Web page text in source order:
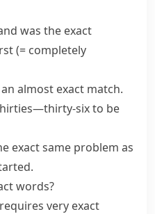
was the exact
(= completely
almost exact match.
sixto be
exact same problem as
words?
very exact